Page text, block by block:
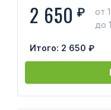
2 650 ₽
от 1
до
Итого: 2 650 ₽